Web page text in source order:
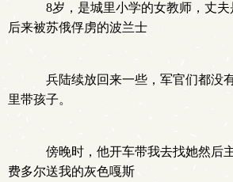
8岁，是城里小学的女教师，丈夫
后来被苏俄俘虏的波兰士
兵陆续放回来一些，军官们都没
里带孩子。
傍晚时，他开车带我去找她然后
费多尔送我的灰色嘎斯